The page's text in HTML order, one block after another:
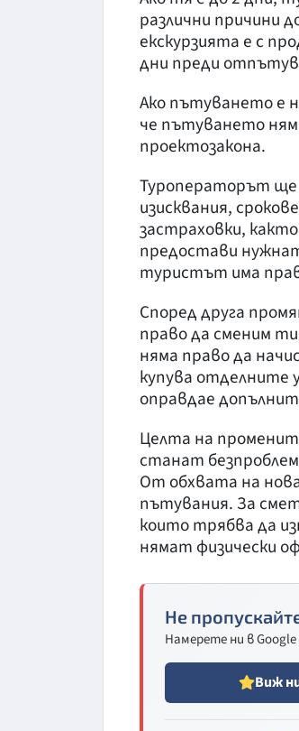
различни причини
екскурзията е с
дни преди
Ако пътуването е
че пътуването
проектозакона.
Туроператорът ще
изисквания,
застраховки,
предостави
туристът има
Според друга
право да сменим
няма право да
купува отделните
оправдае
Целта на
станат
От обхвата на
пътувания. За
които трябва да
нямат физически
Не
Намерете ни в
Виж